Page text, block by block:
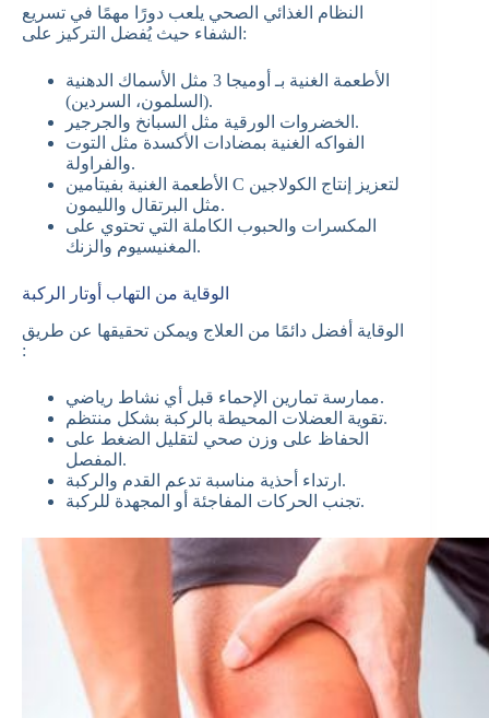
النظام الغذائي الصحي يلعب دورًا مهمًا في تسريع
الشفاء حيث يُفضل التركيز على:
الأطعمة الغنية بـ أوميجا 3 مثل الأسماك الدهنية
(السلمون، السردين).
الخضروات الورقية مثل السبانخ والجرجير.
الفواكه الغنية بمضادات الأكسدة مثل التوت
والفراولة.
الأطعمة الغنية بفيتامين C لتعزيز إنتاج الكولاجين
مثل البرتقال والليمون.
المكسرات والحبوب الكاملة التي تحتوي على
المغنيسيوم والزنك.
الوقاية من التهاب أوتار الركبة
الوقاية أفضل دائمًا من العلاج ويمكن تحقيقها عن طريق
:
ممارسة تمارين الإحماء قبل أي نشاط رياضي.
تقوية العضلات المحيطة بالركبة بشكل منتظم.
الحفاظ على وزن صحي لتقليل الضغط على
المفصل.
ارتداء أحذية مناسبة تدعم القدم والركبة.
تجنب الحركات المفاجئة أو المجهدة للركبة.